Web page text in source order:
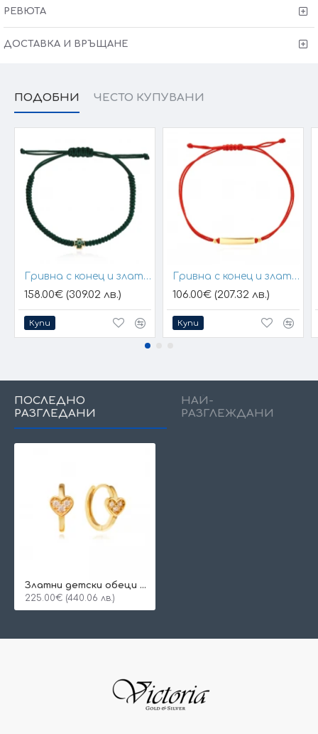
изисквания за изработката.
РЕВЮТА
ДОСТАВКА И ВРЪЩАНЕ
ПОДОБНИ ЧЕСТО КУПУВАНИ
Гривна с конец и златен елемент кръст
158.00€ (309.02 лв.)
Купи
Гривна с конец и златна плочка за гравиране
106.00€ (207.32 лв.)
Купи
ПОСЛЕДНО
РАЗГЛЕДАНИ
НАЙ-
РАЗГЛЕЖДАНИ
Златни детски обеци Lovie
225.00€ (440.06 лв.)